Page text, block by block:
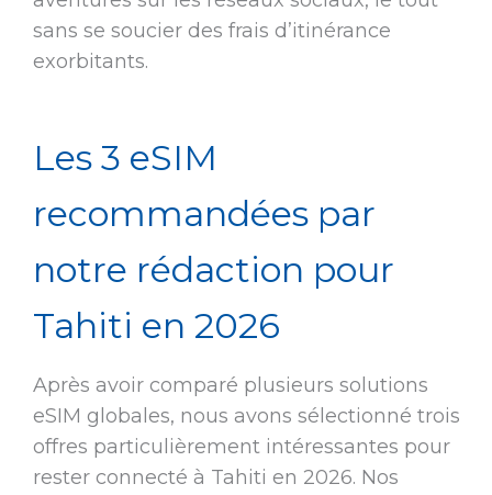
sans se soucier des frais d’itinérance
exorbitants.
Les 3 eSIM
recommandées par
notre rédaction pour
Tahiti en 2026
Après avoir comparé plusieurs solutions
eSIM globales, nous avons sélectionné trois
offres particulièrement intéressantes pour
rester connecté à Tahiti en 2026. Nos